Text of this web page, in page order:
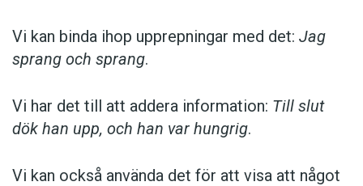
Vi kan binda ihop upprepningar med det: Jag
sprang och sprang.
Vi har det till att addera information: Till slut
dök han upp, och han var hungrig.
Vi kan också använda det för att visa att något